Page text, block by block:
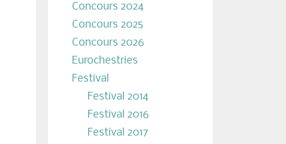
Concours 2024
Concours 2025
Concours 2026
Eurochestries
Festival
Festival 2014
Festival 2016
Festival 2017